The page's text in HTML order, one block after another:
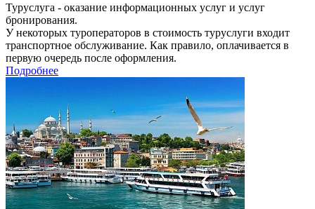
Туруслуга - оказание информационных услуг и услуг
бронирования.
У некоторых туроператоров в стоимость туруслуги входит
транспортное обслуживание. Как правило, оплачивается в
первую очередь после оформления.
Подробнее